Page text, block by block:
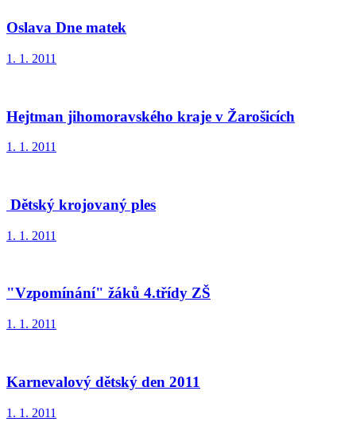
Oslava Dne matek
1. 1. 2011
Hejtman jihomoravského kraje v Žarošicích
1. 1. 2011
Dětský krojovaný ples
1. 1. 2011
"Vzpomínání" žáků 4.třídy ZŠ
1. 1. 2011
Karnevalový dětský den 2011
1. 1. 2011